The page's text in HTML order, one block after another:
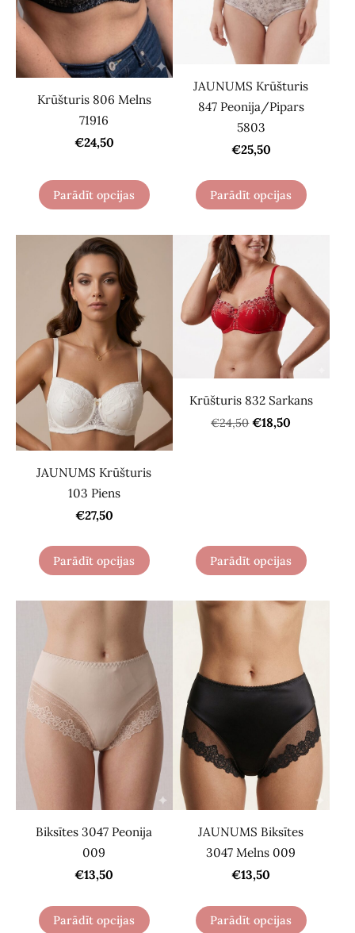
Krūšturis 806 Melns
71916
€24,50
Parādīt opcijas
JAUNUMS Krūšturis
847 Peonija/Pipars
5803
€25,50
Parādīt opcijas
JAUNUMS Krūšturis
103 Piens
€27,50
Parādīt opcijas
Krūšturis 832 Sarkans
€24,50 €18,50
Parādīt opcijas
Biksītes 3047 Peonija
009
€13,50
Parādīt opcijas
JAUNUMS Biksītes
3047 Melns 009
€13,50
Parādīt opcijas